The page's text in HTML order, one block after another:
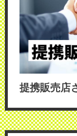
提携販売店